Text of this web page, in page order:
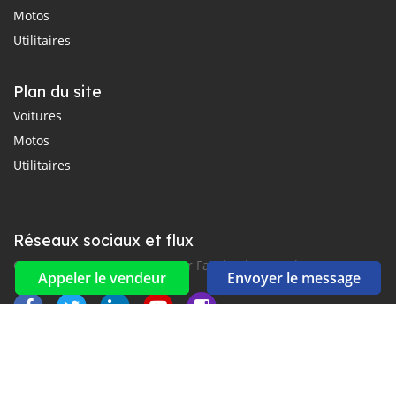
Appeler le vendeur Envoyer le message
Motos
Utilitaires
Plan du site
Voitures
Motos
Utilitaires
Réseaux sociaux et flux
Connectez-vous avec nous sur Facebook, YouTube et Twitter.